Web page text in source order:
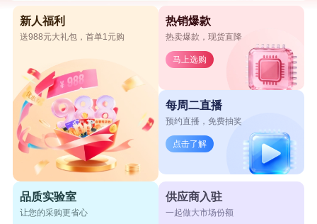
新人福利
送988元大礼包，首单1元购
热销爆款
热卖爆款，现货直降
马上选购
每周二直播
预约直播，免费抽奖
点击了解
品质实验室
让您的采购更省心
供应商入驻
一起做大市场份额